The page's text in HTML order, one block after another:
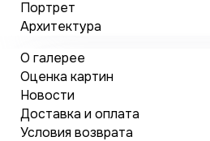
Портрет
Архитектура
О галерее
Оценка картин
Новости
Доставка и оплата
Условия возврата